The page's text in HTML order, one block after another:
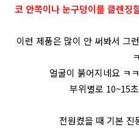
코 안쪽이나 눈구덩이를 클렌징
이런 제품은 많이 안 써봐서 그
ㅋ
얼굴이 붉어지네요 ㅋ
부위별로 10~15
전원켰을 때 기본 진